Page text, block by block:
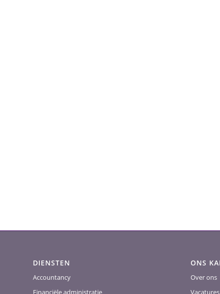
DIENSTEN
Accountancy
Financiële administratie
ONS
Over ons
Vacatures